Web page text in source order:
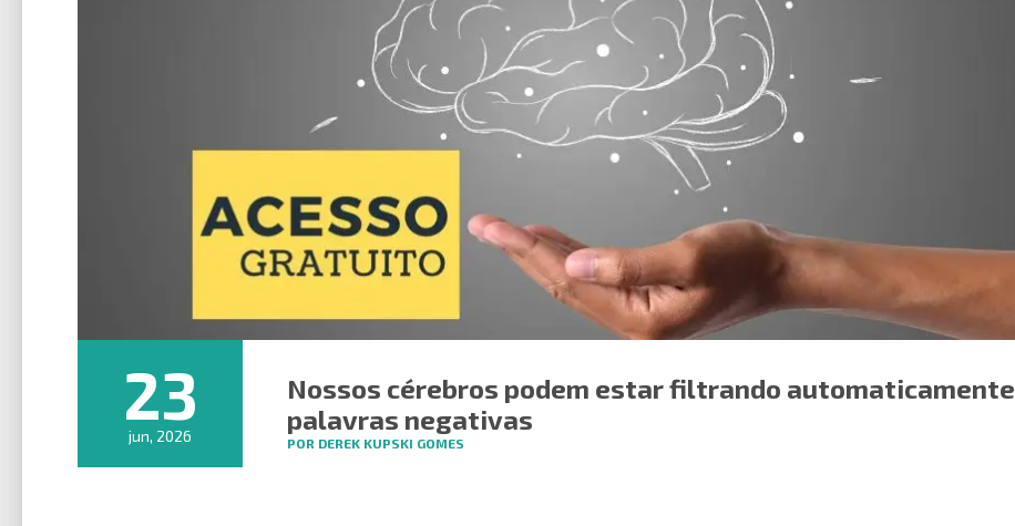
23
jun, 2026
Nossos cérebros podem estar filtrando automaticamente
palavras negativas
POR DEREK KUPSKI GOMES